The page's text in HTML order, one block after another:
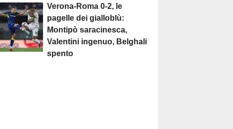
Verona-Roma 0-2, le
pagelle dei gialloblù:
Montipò saracinesca,
Valentini ingenuo, Belghali
spento